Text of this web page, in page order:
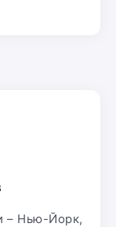
– Нью-Йорк,